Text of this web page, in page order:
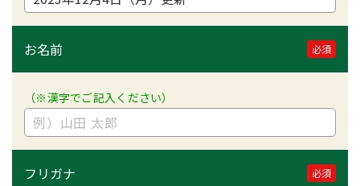
お名前 必須
（※漢字でご記入ください）
フリガナ 必須